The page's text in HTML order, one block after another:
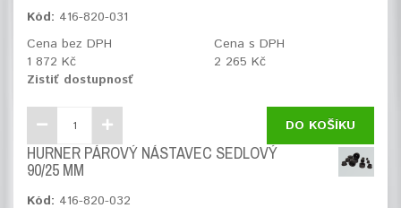
Kód: 416-820-031
Cena bez DPH
1 872 Kč
Cena s DPH
2 265 Kč
Zistiť dostupnosť
DO KOŠÍKU
HURNER PÁROVÝ NÁSTAVEC SEDLOVÝ
90/25 MM
Kód: 416-820-032